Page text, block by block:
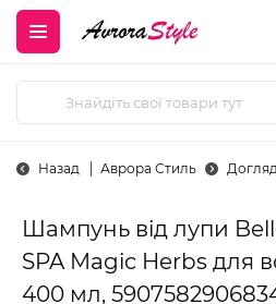
Назад Аврора Стиль
Шампунь від лупи
SPA Magic Herbs для
400 мл,